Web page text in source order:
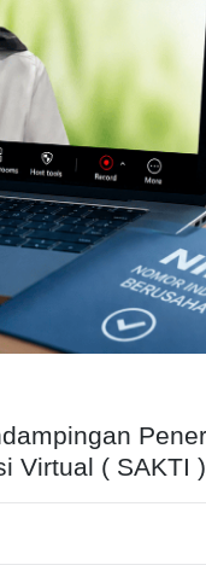
Virtual ( SAKTI )